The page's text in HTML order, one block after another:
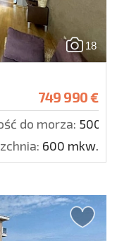
18
749 990 €
do morza: 500
600 mkw.